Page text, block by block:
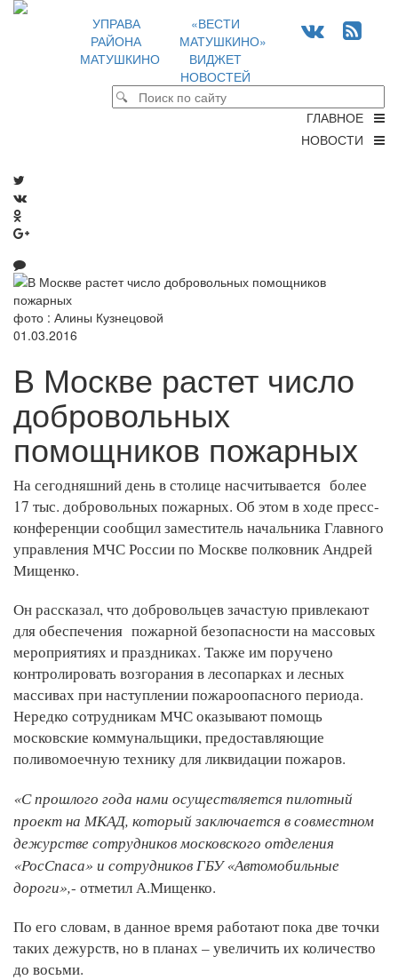
УПРАВА
РАЙОНА
МАТУШКИНО
«ВЕСТИ
МАТУШКИНО»
ВИДЖЕТ
НОВОСТЕЙ
ГЛАВНОЕ
НОВОСТИ
фото : Алины Кузнецовой
01.03.2016
В Москве растет число
добровольных
помощников пожарных
На сегодняшний день в столице насчитывается более
17 тыс. добровольных пожарных. Об этом в ходе пресс-
конференции сообщил заместитель начальника Главного
управления МЧС России по Москве полковник Андрей
Мищенко.
Он рассказал, что добровольцев зачастую привлекают
для обеспечения пожарной безопасности на массовых
мероприятиях и праздниках. Также им поручено
контролировать возгорания в лесопарках и лесных
массивах при наступлении пожароопасного периода.
Нередко сотрудникам МЧС оказывают помощь
московские коммунальщики, предоставляющие
поливомоечную технику для ликвидации пожаров.
«С прошлого года нами осуществляется пилотный
проект на МКАД, который заключается в совместном
дежурстве сотрудников московского отделения
«РосСпаса» и сотрудников ГБУ «Автомобильные
дороги»,- отметил А.Мищенко.
По его словам, в данное время работают пока две точки
таких дежурств, но в планах – увеличить их количество
до восьми.